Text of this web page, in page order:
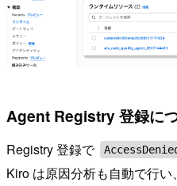
Agent Registry 登録に
Registry 登録で
Kiro は原因分析も自動で行